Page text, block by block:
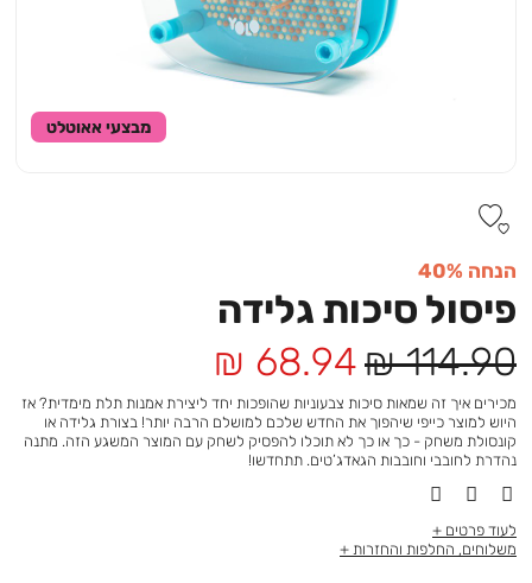
הנחה 40%
פיסול סיכות גלידה
מחיר
מוצר
68.94 ₪
מחיר
רגיל
114.90 ₪
מכירים איך זה שמאות סיכות צבעוניות שהופכות יחד ליצירת אמנות תלת מימדית? אז
היוש למוצר כייפי שיהפוך את החדש שלכם למושלם הרבה יותר! בצורת גלידה או
קונסולת משחק - כך או כך לא תוכלו להפסיק לשחק עם המוצר המשגע הזה. מתנה
נהדרת לחובבי וחובבות הגאדג’טים. תתחדשו!
לעוד פרטים
משלוחים, החלפות והחזרות
מבצעי אאוטלט